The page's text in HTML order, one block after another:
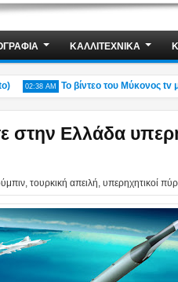
ΚΑΛΛΙΤΕΧΝΙΚΑ
AM Το βίντεο του Μύκονος tv με το
στην Ελλάδα
τουρκική απειλή υπερηχητικοί